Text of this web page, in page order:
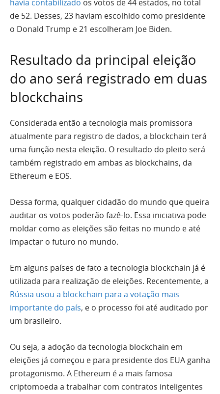
havia contabilizado os votos de 44 estados, no total
de 52. Desses, 23 haviam escolhido como presidente
o Donald Trump e 21 escolheram Joe Biden.
Resultado da principal eleição
do ano será registrado em duas
blockchains
Considerada então a tecnologia mais promissora
atualmente para registro de dados, a blockchain terá
uma função nesta eleição. O resultado do pleito será
também registrado em ambas as blockchains, da
Ethereum e EOS.
Dessa forma, qualquer cidadão do mundo que queira
auditar os votos poderão fazê-lo. Essa iniciativa pode
moldar como as eleições são feitas no mundo e até
impactar o futuro no mundo.
Em alguns países de fato a tecnologia blockchain já é
utilizada para realização de eleições. Recentemente, a
Rússia usou a blockchain para a votação mais
importante do país, e o processo foi até auditado por
um brasileiro.
Ou seja, a adoção da tecnologia blockchain em
eleições já começou e para presidente dos EUA ganha
protagonismo. A Ethereum é a mais famosa
criptomoeda a trabalhar com contratos inteligentes